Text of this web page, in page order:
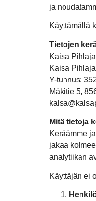
ja
Käyttämällä
Tietojen
Kaisa
Kaisa
Y-tunnus:
Mäkitie 5,
Mitä tietoja
Keräämme
jakaa
analytiikan
Käyttäjän ei